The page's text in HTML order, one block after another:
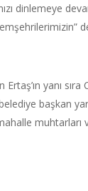
dinlemeye
yanı
başkan
muhtarları